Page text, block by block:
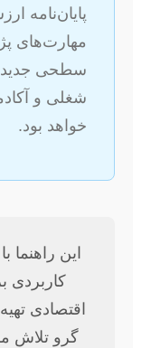
پایان‌نامه
مهارت‌های
سطحی جدید
شغلی و
خواهد بود.
این راهنما
کاربردی
اقتصادی
گرو تلاش